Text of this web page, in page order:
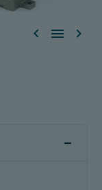
  